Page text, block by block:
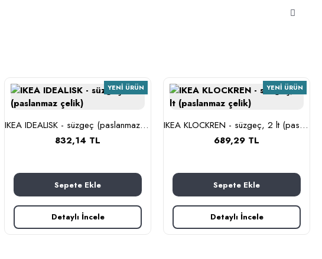
YENI ÜRÜN
IKEA IDEALISK - süzgeç (paslanmaz çelik)
832,14 TL
Sepete Ekle
Detaylı İncele
YENI ÜRÜN
IKEA KLOCKREN - süzgeç, 2 lt (paslanmaz çelik)
689,29 TL
Sepete Ekle
Detaylı İncele